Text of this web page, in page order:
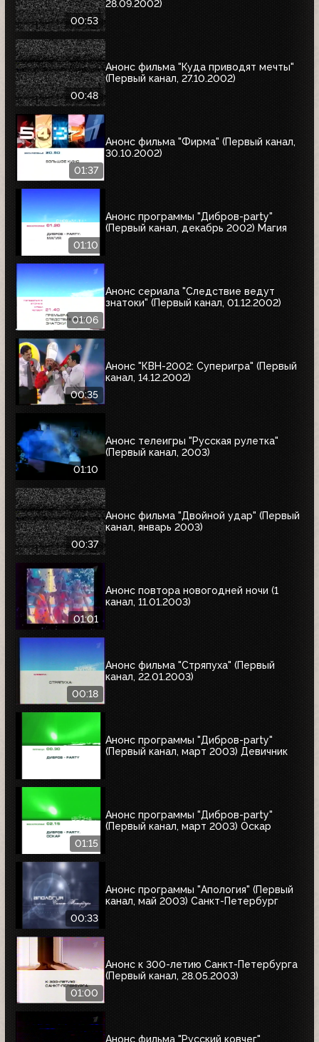
00:53
28.09.2002)
00:48
Анонс фильма "Куда приводят мечты"
(Первый канал, 27.10.2002)
01:37
Анонс фильма "Фирма" (Первый канал,
30.10.2002)
01:10
Анонс программы "Дибров-party"
(Первый канал, декабрь 2002) Магия
01:06
Анонс сериала "Следствие ведут
знатоки" (Первый канал, 01.12.2002)
00:35
Анонс "КВН-2002: Суперигра" (Первый
канал, 14.12.2002)
01:10
Анонс телеигры "Русская рулетка"
(Первый канал, 2003)
00:37
Анонс фильма "Двойной удар" (Первый
канал, январь 2003)
01:01
Анонс повтора новогодней ночи (1
канал, 11.01.2003)
00:18
Анонс фильма "Стряпуха" (Первый
канал, 22.01.2003)
Анонс программы "Дибров-party"
(Первый канал, март 2003) Девичник
01:15
Анонс программы "Дибров-party"
(Первый канал, март 2003) Оскар
00:33
Анонс программы "Апология" (Первый
канал, май 2003) Cанкт-Петербург
01:00
Анонс к 300-летию Санкт-Петербурга
(Первый канал, 28.05.2003)
Анонс фильма "Русский ковчег"